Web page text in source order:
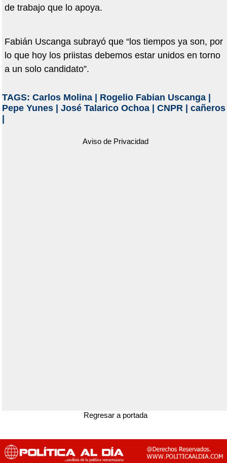
de trabajo que lo apoya.
Fabián Uscanga subrayó que “los tiempos ya son, por
lo que hoy los priistas debemos estar unidos en torno
a un solo candidato”.
TAGS: Carlos Molina| Rogelio Fabian Uscanga|
Pepe Yunes| José Talarico Ochoa| CNPR| cañeros
Aviso de Privacidad
Regresar a portada